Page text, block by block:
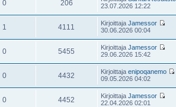
0 206
23.07.2026 12:22
1 4111 KirjoittajaJamessor
30.06.2026 00:04
0 5455 KirjoittajaJamessor
29.06.2026 15:42
0 4432 Kirjoittajaenipoqanemo
09.05.2026 04:02
0 4452 KirjoittajaJamessor
22.04.2026 02:01